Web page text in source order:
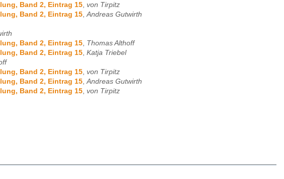
Band 2, Eintrag 15, von Tirpitz
Band 2, Eintrag 15,Andreas Gutwirth
Band 2, Eintrag 15, Thomas Althoff
Band 2, Eintrag 15, Katja Triebel
Band 2, Eintrag 15, von Tirpitz
Band 2, Eintrag 15,Andreas Gutwirth
Band 2, Eintrag 15, von Tirpitz